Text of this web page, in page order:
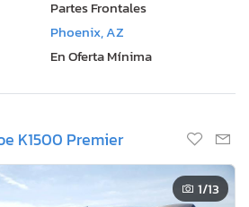
Partes Frontales
Phoenix, AZ
En Oferta Mínima
K1500 Premier
1/13